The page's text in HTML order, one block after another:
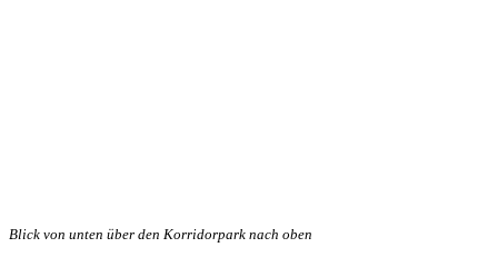
Blick von unten über den Korridorpark nach oben